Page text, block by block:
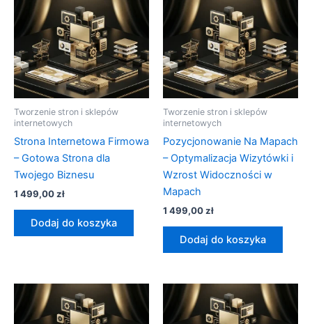
Tworzenie stron i sklepów
internetowych
Strona Internetowa Firmowa
– Gotowa Strona dla
Twojego Biznesu
1 499,00zł
Dodaj do koszyka
Tworzenie stron i sklepów
internetowych
Pozycjonowanie Na Mapach
– Optymalizacja Wizytówki i
Wzrost Widoczności w
Mapach
1 499,00zł
Dodaj do koszyka